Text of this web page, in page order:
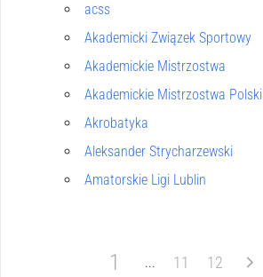
acss
Akademicki Związek Sportowy
Akademickie Mistrzostwa
Akademickie Mistrzostwa Polski
Akrobatyka
Aleksander Strycharzewski
Amatorskie Ligi Lublin
1 11 12